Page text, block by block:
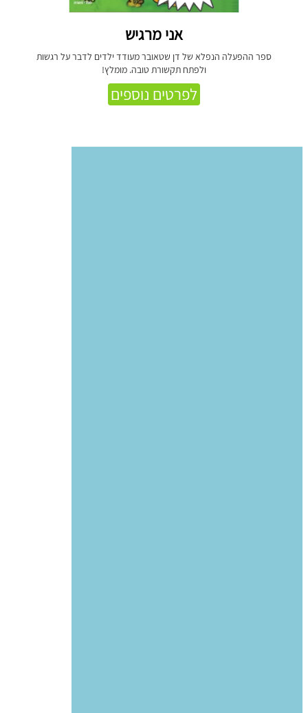
אני מרגיש
ספר ההפעלה הנפלא של דן שטאובר מעודד ילדים לדבר על רגשות
ולפתח תקשורת טובה. מומלץ!
לפרטים נוספים